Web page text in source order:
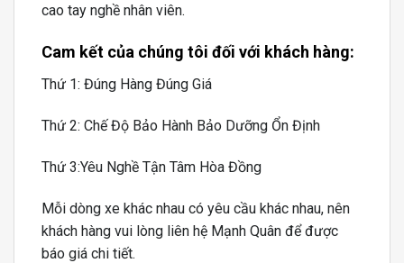
cao tay nghề nhân viên.
Cam kết của chúng tôi đối với khách hàng:
Thứ 1: Đúng Hàng Đúng Giá
Thứ 2: Chế Độ Bảo Hành Bảo Dưỡng Ổn Định
Thứ 3:Yêu Nghề Tận Tâm Hòa Đồng
Mỗi dòng xe khác nhau có yêu cầu khác nhau, nên
khách hàng vui lòng liên hệ Mạnh Quân để được
báo giá chi tiết.